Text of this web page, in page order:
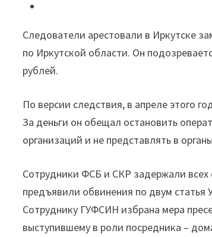
по
подозрению
в
взятки"
Следователи арестовали в Иркутске
по Иркутской области. Он
рублей.
По версии следствия, в апреле этого
За деньги он обещал остановить
организаций и не представлять в
Сотрудники ФСБ и СКР задержали всех
предъявили обвинения по двум статья
Сотруднику ГУФСИН избрана мера
выступившему в роли посредника –